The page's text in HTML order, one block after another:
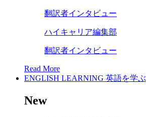
翻訳者インタビュー
ハイキャリア編集部
翻訳者インタビュー
Read More
ENGLISH LEARNING 英語を学ぶ
New